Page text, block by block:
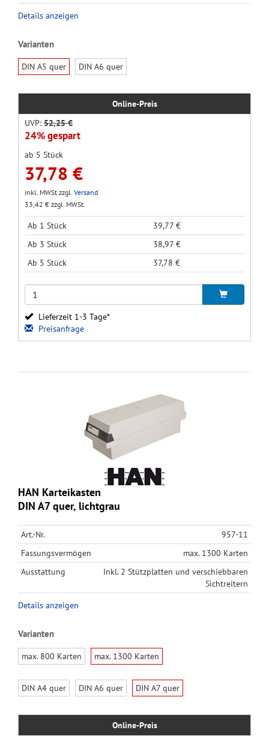
Details anzeigen
Varianten
DIN A5 quer DIN A6 quer
Online-Preis
UVP: 52,25 €
24% gespart
ab 5 Stück
37,78 €
inkl. MWSt zzgl. Versand
33,42 € zzgl. MWSt.
Ab 1 Stück
39,77 €
Ab 3 Stück
38,97 €
Ab 5 Stück
37,78 €
Lieferzeit 1-3 Tage*
Preisanfrage
HAN Karteikasten
DIN A7 quer, lichtgrau
Art.-Nr.
957-11
Fassungsvermögen
max. 1300 Karten
Ausstattung
Inkl. 2 Stützplatten und verschiebbaren
Sichtreitern
Details anzeigen
Varianten
max. 800 Karten max. 1300 Karten
DIN A4 quer DIN A6 quer DIN A7 quer
Online-Preis